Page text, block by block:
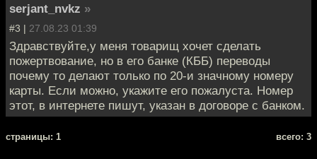
serjant_nvkz »
#3 | 27.08.23 01:39
Здравствуйте,у меня товарищ хочет сделать
пожертвование, но в его банке (КББ) переводы
почему то делают только по 20-и значному номеру
карты. Если можно, укажите его пожалуста. Номер
этот, в интернете пишут, указан в договоре с банком.
cтраницы: 1 всего: 3